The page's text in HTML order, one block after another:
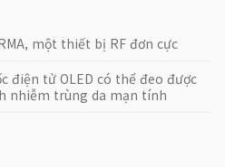
một thiết bị RF đơn cực
điện tử OLED có thể đeo được
nhiễm trùng da mạn tính